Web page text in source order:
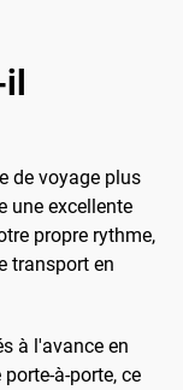
de voyage plus
une excellente
propre rythme,
transport en
à l'avance en
à-porte, ce